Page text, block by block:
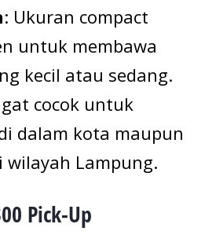
: Ukuran compact
untuk membawa
kecil atau sedang.
cocok untuk
dalam kota maupun
Lampung.
Pick-Up